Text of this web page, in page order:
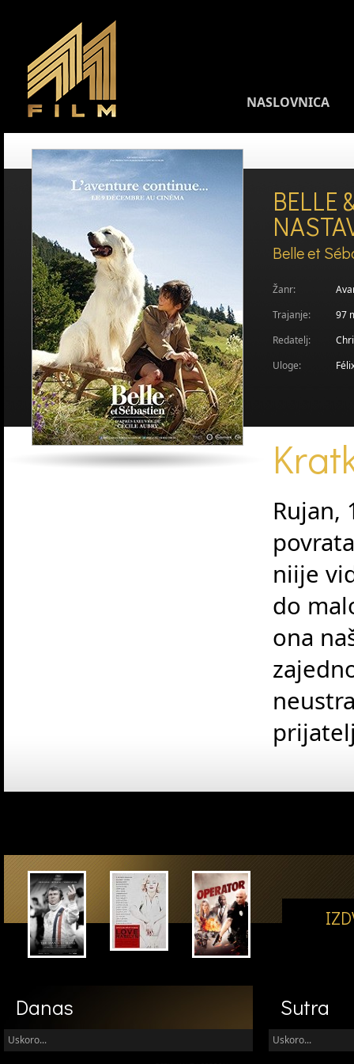
NASLOVNICA
BELLE
Belle et
Žanr:
Trajanje:
97
Redatelj:
Uloge:
Rujan,
niije
do
ona
Danas
Uskoro...
Sutra
Uskoro...